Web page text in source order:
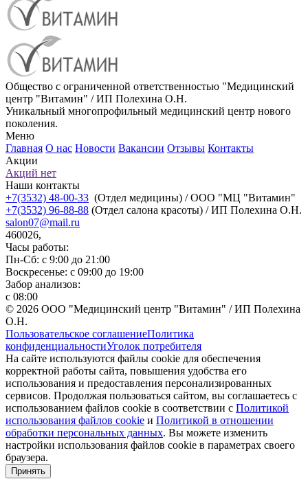
Общество с ограниченной ответственностью "Медицинский
центр "Витамин" / ИП Полехина О.Н.
Уникальный многопрофильный медицинский центр нового
поколения.
Меню
Главная О нас Новости Вакансии Отзывы Контакты
Акции
Акций нет
Наши контакты
+7(3532) 48-00-33 (Отдел медицины) / ООО "МЦ "Витамин"
+7(3532) 96-88-88 (Отдел салона красоты) / ИП Полехина О.Н.
salon07@mail.ru
460026,
Часы работы:
Пн-Сб: с 9:00 до 21:00
Воскресенье: с 09:00 до 19:00
Забор анализов:
с 08:00
© 2026 ООО "Медицинский центр "Витамин" / ИП Полехина
О.Н.
Пользовательское соглашениеПолитика
конфиденциальностиУголок потребителя
На сайте используются файлы cookie для обеспечения
корректной работы сайта, повышения удобства его
использования и предоставления персонализированных
сервисов. Продолжая пользоваться сайтом, вы соглашаетесь с
использованием файлов cookie в соответствии с Политикой
использования файлов cookie и Политикой в отношении
обработки персональных данных. Вы можете изменить
настройки использования файлов cookie в параметрах своего
браузера.
Принять